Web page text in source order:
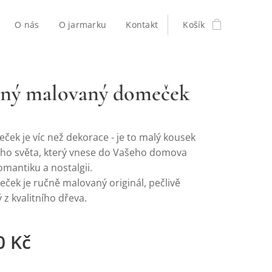
O nás O jarmarku Kontakt Košík
malovaný domeček
je víc než dekorace - je to malý kousek
světa, který vnese do Vašeho domova
a nostalgii.
je ručně malovaný originál, pečlivě
z kvalitního dřeva.
Kč